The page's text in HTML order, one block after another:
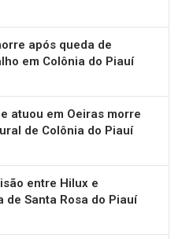
após queda de
em Colônia do Piauí
atuou em Oeiras morre
de Colônia do Piauí
entre Hilux e
Santa Rosa do Piauí